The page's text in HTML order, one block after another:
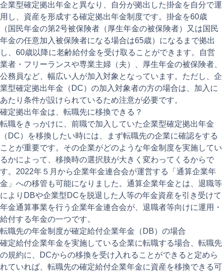
企業型確定拠出年金と異なり、自分が拠出した掛金を自分で運
用し、資産を形成する確定拠出年金制度です。掛金を60歳
（国民年金の第2号被保険者（厚生年金の被保険者）又は国民
年金の任意加入被保険者になる場合は65歳）になるまで拠出
し、60歳以降に老齢給付金を受け取ることができます。自営
業者・フリーランスや専業主婦（夫）、厚生年金の被保険者、
公務員など、幅広い人が加入対象となっています。ただし、企
業型確定拠出年金（DC）の加入対象者の方の場合は、加入に
あたり条件が設けられているため注意が必要です。
確定拠出年金は、転職先に移換できる？
転職をきっかけに、前職で加入していた企業型確定拠出年金
（DC）を移換したい時には、まず転職先の企業に確認をする
ことが重要です。その企業がどのような年金制度を実施してい
るかによって、移換時の選択肢が大きく変わってくるからで
す。2022年５月から企業年金連合会が運営する「通算企業年
金」への移管も可能になりました。通算企業年金とは、退職等
によりDBや企業型DCを脱退した人等の年金資産を引き受けて
年金通算事業を行う企業年金連合会が、退職者等向けに運用・
給付する年金の一つです。
転職先の年金制度が確定給付企業年金（DB）の場合
確定給付企業年金を実施している企業に転職する場合、転職先
の規約に、DCからの移換を受け入れることができると定めら
れていれば、転職先の確定給付企業年金に資産を移換できる可